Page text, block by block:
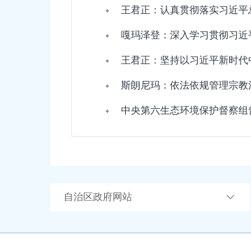
王君正：认真贯彻落实习近
嘎玛泽登：深入学习贯彻习
斯朗尼玛：依法依规管理宗
中央第六生态环境保护督察
自治区政府网站